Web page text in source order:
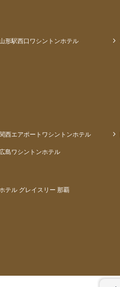
山形駅西口ワシントンホテル
関西エアポートワシントンホテル
広島ワシントンホテル
テル グレイスリー 那覇